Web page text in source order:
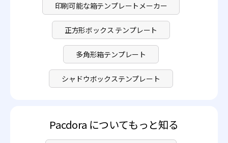
印刷可能な箱テンプレートメーカー
正方形ボックス テンプレート
多角形箱テンプレート
シャドウボックステンプレート
Pacdora についてもっと知る